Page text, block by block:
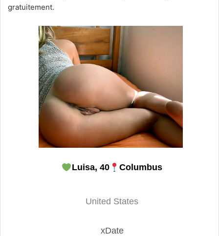
gratuitement.
Luisa, 40 Columbus
United States
xDate